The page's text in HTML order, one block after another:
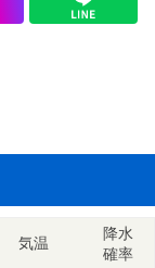
気温
降水
確率